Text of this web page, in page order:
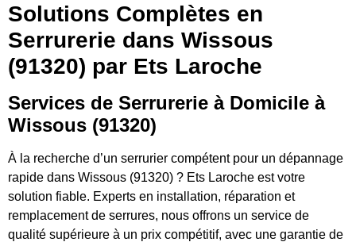
Solutions Complètes en
Serrurerie dans Wissous
(91320) par Ets Laroche
Services de Serrurerie à Domicile à
Wissous (91320)
À la recherche d’un serrurier compétent pour un dépannage
rapide dans Wissous (91320) ? Ets Laroche est votre
solution fiable. Experts en installation, réparation et
remplacement de serrures, nous offrons un service de
qualité supérieure à un prix compétitif, avec une garantie de